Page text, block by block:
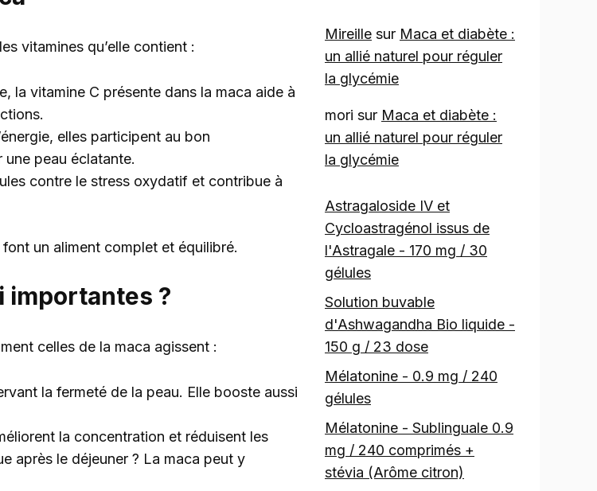
vitamines qu’elle contient :
la vitamine C présente dans la maca aide à
elles participent au bon
peau éclatante.
contre le stress oxydatif et contribue à
un aliment complet et équilibré.
importantes ?
celles de la maca agissent :
la fermeté de la peau. Elle booste aussi
la concentration et réduisent les
après le déjeuner ? La maca peut y
Mireille sur Maca et diabète :
un allié naturel pour réguler
la glycémie
mori sur Maca et diabète :
un allié naturel pour réguler
la glycémie
Astragaloside IV et
Cycloastragénol issus de
l'Astragale - 170 mg / 30
gélules
Solution buvable
d'Ashwagandha Bio liquide -
150 g / 23 dose
Mélatonine - 0.9 mg / 240
gélules
Mélatonine - Sublinguale 0.9
mg / 240 comprimés +
stévia (Arôme citron)